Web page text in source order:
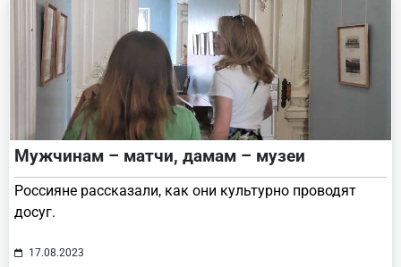
Мужчинам – матчи, дамам – музеи
Россияне рассказали, как они культурно проводят
досуг.
17.08.2023